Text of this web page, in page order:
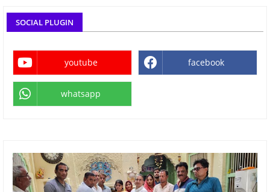
SOCIAL PLUGIN
youtube facebook
whatsapp